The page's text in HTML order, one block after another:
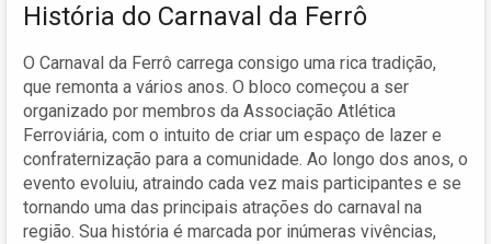
História do Carnaval da Ferrô
O Carnaval da Ferrô carrega consigo uma rica tradição,
que remonta a vários anos. O bloco começou a ser
organizado por membros da Associação Atlética
Ferroviária, com o intuito de criar um espaço de lazer e
confraternização para a comunidade. Ao longo dos anos, o
evento evoluiu, atraindo cada vez mais participantes e se
tornando uma das principais atrações do carnaval na
região. Sua história é marcada por inúmeras vivências,